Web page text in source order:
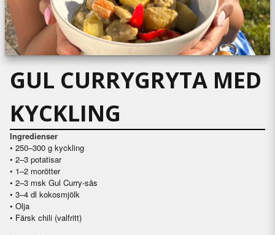
GUL CURRYGRYTA MED
KYCKLING
Ingredienser
• 250–300 g kyckling
• 2–3 potatisar
• 1–2 morötter
• 2–3 msk Gul Curry-sås
• 3–4 dl kokosmjölk
• Olja
• Färsk chili (valfritt)